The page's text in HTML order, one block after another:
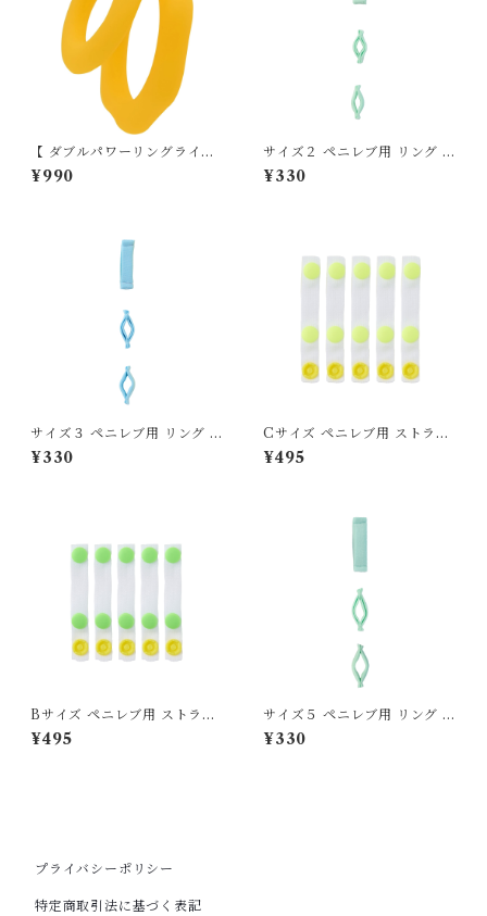
【 ダブルパワーリングライト
】イエロー
¥990
サイズ２ ペニレブ用 リング 交
換用単品 17-18mm
¥330
サイズ３ ペニレブ用 リング 交
換用単品 19-20mm
¥330
Cサイズ ペニレブ用 ストラッ
プ 交換用５本セット 66mm
¥495
Bサイズ ペニレブ用 ストラッ
プ 交換用５本セット 61mm
¥495
サイズ５ ペニレブ用 リング 交
換用単品 23-24mm
¥330
プライバシーポリシー
特定商取引法に基づく表記